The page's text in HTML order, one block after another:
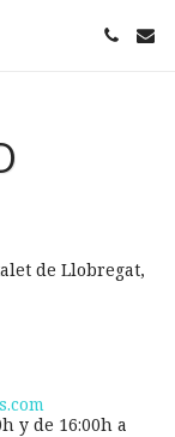
de Llobregat,
y de 16:00h a